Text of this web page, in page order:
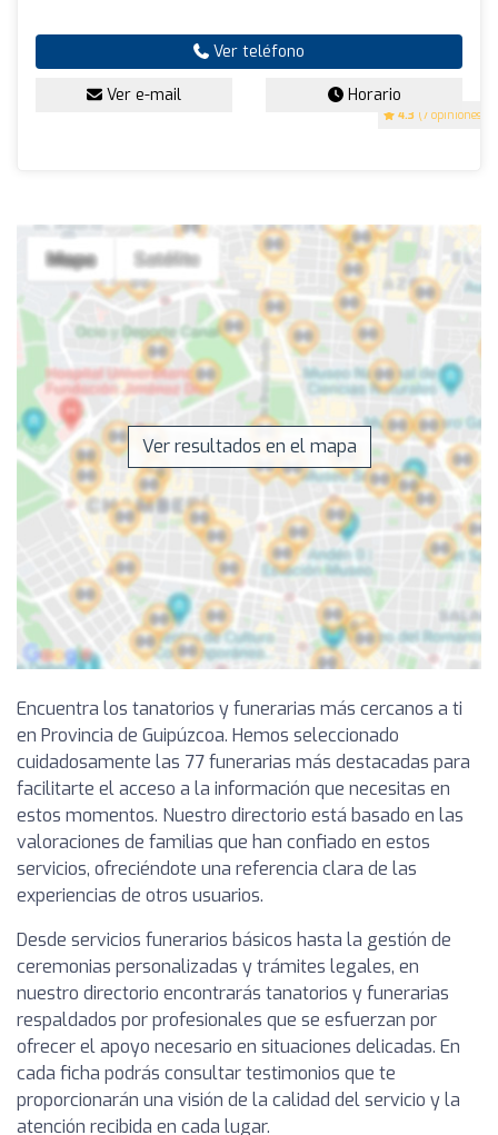
4.3 (7 opiniones)
Ver teléfono
Ver e-mail Horario
Ver resultados en el mapa
Encuentra los tanatorios y funerarias más cercanos a ti
en Provincia de Guipúzcoa. Hemos seleccionado
cuidadosamente las 77 funerarias más destacadas para
facilitarte el acceso a la información que necesitas en
estos momentos. Nuestro directorio está basado en las
valoraciones de familias que han confiado en estos
servicios, ofreciéndote una referencia clara de las
experiencias de otros usuarios.
Desde servicios funerarios básicos hasta la gestión de
ceremonias personalizadas y trámites legales, en
nuestro directorio encontrarás tanatorios y funerarias
respaldados por profesionales que se esfuerzan por
ofrecer el apoyo necesario en situaciones delicadas. En
cada ficha podrás consultar testimonios que te
proporcionarán una visión de la calidad del servicio y la
atención recibida en cada lugar.